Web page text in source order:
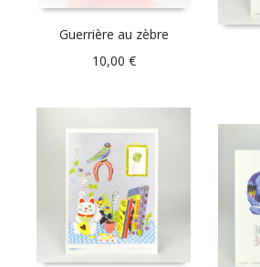
Guerrière au zèbre
10,00 €